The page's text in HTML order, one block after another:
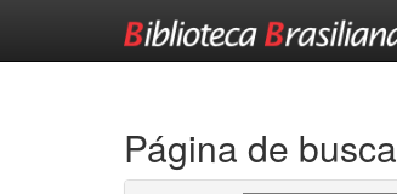
Página de busca